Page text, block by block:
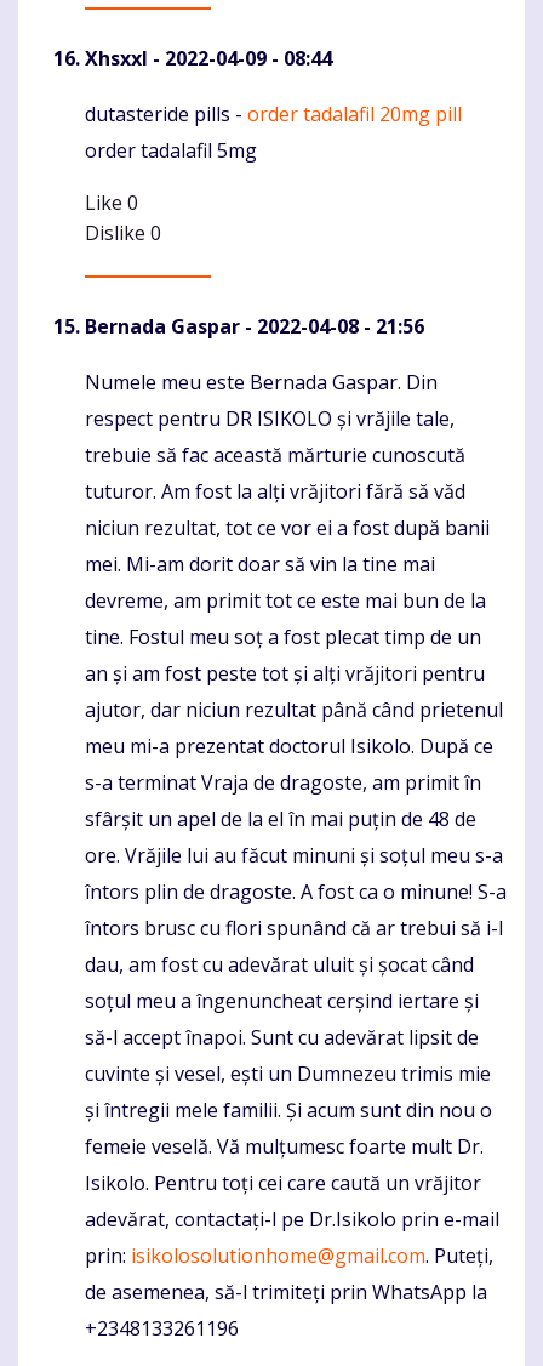
Xhsxxl - 2022-04-09 - 08:44
Komentaras
dutasteride pills - order tadalafil 20mg pill
order tadalafil 5mg
Like 0
Dislike 0
Bernada Gaspar - 2022-04-08 - 21:56
Komentaras
Numele meu este Bernada Gaspar. Din
respect pentru DR ISIKOLO și vrăjile tale,
trebuie să fac această mărturie cunoscută
tuturor. Am fost la alți vrăjitori fără să văd
niciun rezultat, tot ce vor ei a fost după banii
mei. Mi-am dorit doar să vin la tine mai
devreme, am primit tot ce este mai bun de la
tine. Fostul meu soț a fost plecat timp de un
an și am fost peste tot și alți vrăjitori pentru
ajutor, dar niciun rezultat până când prietenul
meu mi-a prezentat doctorul Isikolo. După ce
s-a terminat Vraja de dragoste, am primit în
sfârșit un apel de la el în mai puțin de 48 de
ore. Vrăjile lui au făcut minuni și soțul meu s-a
întors plin de dragoste. A fost ca o minune! S-a
întors brusc cu flori spunând că ar trebui să i-l
dau, am fost cu adevărat uluit și șocat când
soțul meu a îngenuncheat cerșind iertare și
să-l accept înapoi. Sunt cu adevărat lipsit de
cuvinte și vesel, ești un Dumnezeu trimis mie
și întregii mele familii. Și acum sunt din nou o
femeie veselă. Vă mulțumesc foarte mult Dr.
Isikolo. Pentru toți cei care caută un vrăjitor
adevărat, contactați-l pe Dr.Isikolo prin e-mail
prin: isikolosolutionhome@gmail.com. Puteți,
de asemenea, să-l trimiteți prin WhatsApp la
+2348133261196